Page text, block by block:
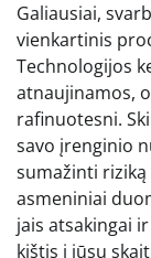
Galiausiai,
vienkartinis
Technologijos
atnaujinamos,
rafinuotesni.
savo įrenginio
sumažinti riziką
asmeniniai
jais atsakingai
kištis į jūsų